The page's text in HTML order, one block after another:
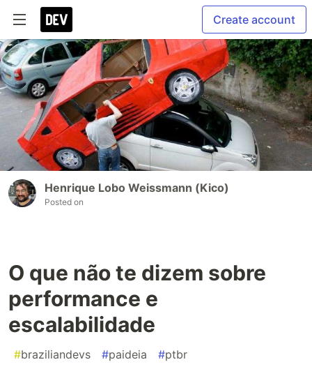
Create account
Henrique Lobo Weissmann (Kico)
Posted on
O que não te dizem sobre
performance e
escalabilidade
#braziliandevs #paideia #ptbr